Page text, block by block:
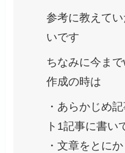
参考に教えて
いです
ちなみに今ま
作成の時は
・あらかじめ
ト1記事に書い
・文章をとに